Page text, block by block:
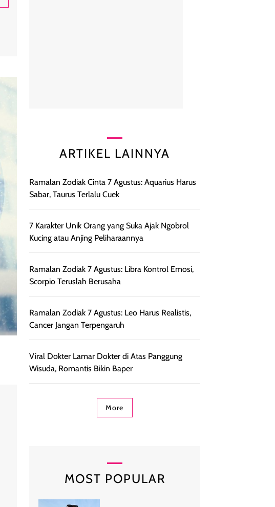
ARTIKEL LAINNYA
Ramalan Zodiak Cinta 7 Agustus: Aquarius Harus
Sabar, Taurus Terlalu Cuek
7 Karakter Unik Orang yang Suka Ajak Ngobrol
Kucing atau Anjing Peliharaannya
Ramalan Zodiak 7 Agustus: Libra Kontrol Emosi,
Scorpio Teruslah Berusaha
Ramalan Zodiak 7 Agustus: Leo Harus Realistis,
Cancer Jangan Terpengaruh
Viral Dokter Lamar Dokter di Atas Panggung
Wisuda, Romantis Bikin Baper
More
MOST POPULAR